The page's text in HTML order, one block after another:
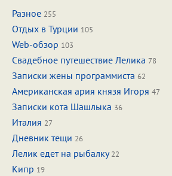
Разное 255
Отдых в Турции 105
Web-обзор 103
Свадебное путешествие Лелика 78
Записки жены программиста 62
Американская ария князя Игоря 47
Записки кота Шашлыка 36
Италия 27
Дневник тещи 26
Лелик едет на рыбалку22
Кипр 19